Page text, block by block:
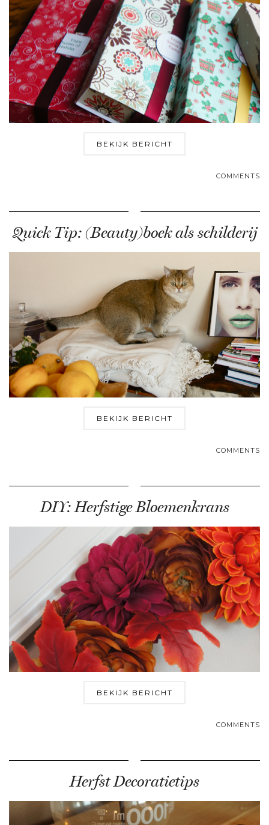
BEKIJK BERICHT
COMMENTS
Quick Tip: (Beauty)boek als schilderij
BEKIJK BERICHT
COMMENTS
DIY: Herfstige Bloemenkrans
BEKIJK BERICHT
COMMENTS
Herfst Decoratietips